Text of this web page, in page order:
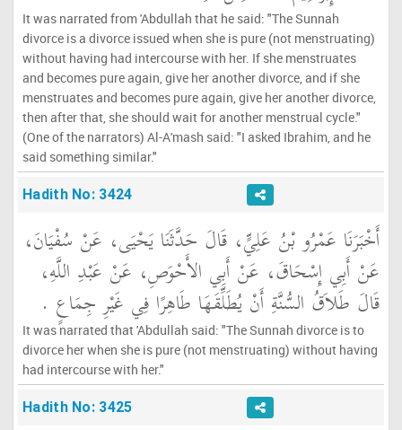
It was narrated from 'Abdullah that he said: "The Sunnah
divorce is a divorce issued when she is pure (not menstruating)
without having had intercourse with her. If she menstruates
and becomes pure again, give her another divorce, and if she
menstruates and becomes pure again, give her another divorce,
then after that, she should wait for another menstrual cycle."
(One of the narrators) Al-A'mash said: "I asked Ibrahim, and he
said something similar."
Hadith No: 3424
أَخْبَرَنَا عَمْرُو بْنُ عَلِيٍّ، قَالَ حَدَّثَنَا يَحْيَى، عَنْ سُفْيَانَ،
عَنْ أَبِي إِسْحَاقَ، عَنْ أَبِي الأَحْوَصِ، عَنْ عَبْدِ اللَّهِ،
قَالَ طَلاَقُ السُّنَّةِ أَنْ يُطَلِّقَهَا طَاهِرًا فِي غَيْرِ جِمَاعٍ ‏.‏
It was narrated that 'Abdullah said: "The Sunnah divorce is to
divorce her when she is pure (not menstruating) without having
had intercourse with her."
Hadith No: 3425